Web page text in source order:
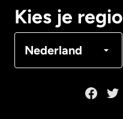
Kies je regio
Nederland